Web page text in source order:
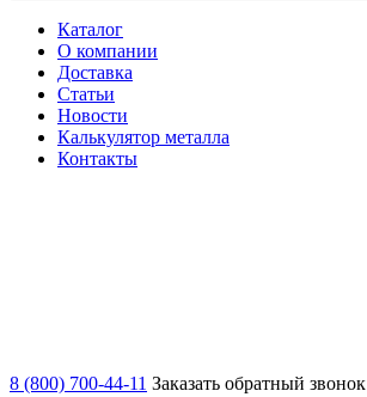
Каталог
О компании
Доставка
Статьи
Новости
Калькулятор металла
Контакты
8 (800) 700-44-11 Заказать обратный звонок